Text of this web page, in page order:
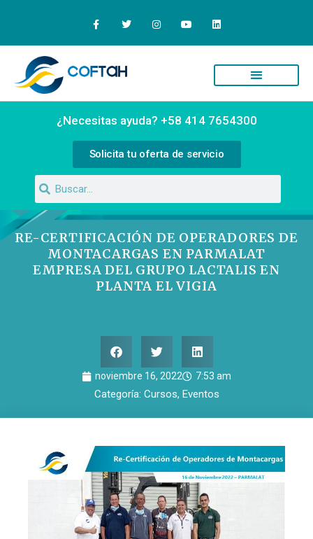
¿Necesitas ayuda? +58 414 7654300
Solicita tu oferta de servicio
RE-CERTIFICACIÓN DE OPERADORES DE
MONTACARGAS EN PARMALAT
EMPRESA DEL GRUPO LACTALIS EN
PLANTA EL VIGIA
noviembre 16, 2022 7:53 am
Categoría: Cursos, Eventos